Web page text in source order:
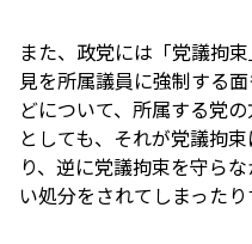
また、政党には「党議拘
見を所属議員に強制する
どについて、所属する党
としても、それが党議拘
り、逆に党議拘束を守ら
い処分をされてしまったり